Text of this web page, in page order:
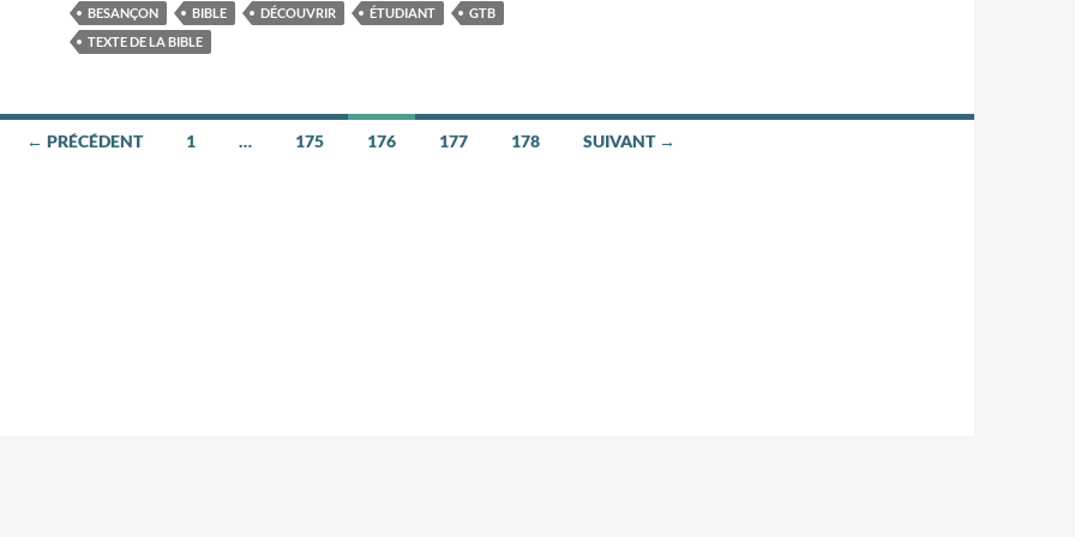
BESANÇON BIBLE DÉCOUVRIR ÉTUDIANT
GTB
TEXTE DE LA BIBLE
← PRÉCÉDENT 1 … 175 176 177 178 SUIVANT →